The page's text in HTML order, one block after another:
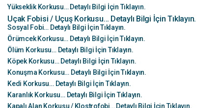
Yükseklik Korkusu… Detaylı Bilgi İçin Tıklayın.
Uçak Fobisi / Uçuş Korkusu… Detaylı Bilgi İçin Tıklayın.
Sosyal Fobi… Detaylı Bilgi İçin Tıklayın.
Örümcek Korkusu… Detaylı Bilgi İçin Tıklayın.
Ölüm Korkusu… Detaylı Bilgi İçin Tıklayın.
Köpek Korkusu… Detaylı Bilgi İçin Tıklayın.
Konuşma Korkusu… Detaylı Bilgi İçin Tıklayın.
Kedi Korkusu… Detaylı Bilgi İçin Tıklayın.
Karanlık Korkusu… Detaylı Bilgi İçin Tıklayın.
Kapalı Alan Korkusu / Klostrofobi… Detaylı Bilgi İçin Tıklayın.